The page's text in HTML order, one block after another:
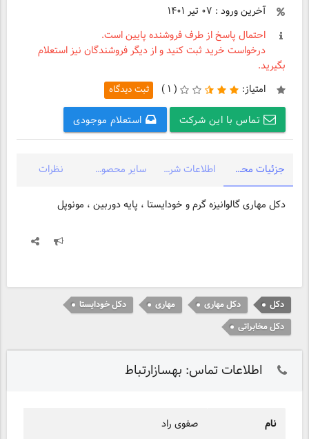
آخرین ورود : ۰۷ تیر ۱۴۰۱
احتمال پاسخ از طرف فروشنده پایین است.
درخواست خرید ثبت کنید و از دیگر فروشندگان نیز استعلام
بگیرید.
امتیاز:
( ۱ ) ثبت دیدگاه
تماس با این شرکت استعلام موجودی
جزئیات محصول اطلاعات شرکت سایر محصولات شرکت نظرات
دکل مهاری گالوانیزه گرم و خودایستا ، پایه دوربین ، مونوپل
دکل دکل مهاری مهاری
دکل خودایستا
دکل مخابراتی
اطلاعات تماس: بهسازارتباط
نام صفوی راد